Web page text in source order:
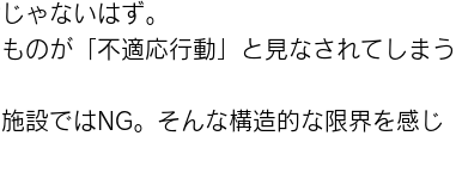
ゃないはず。
のが「不適応行動」と見なされてしまう
設ではNG。そんな構造的な限界を感じ